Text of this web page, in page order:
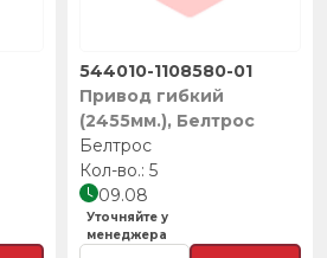
Привод гибкий
(2455мм.), Белтрос
544010-1108580-01
Белтрос
5
09.08
Уточняйте у
менеджера